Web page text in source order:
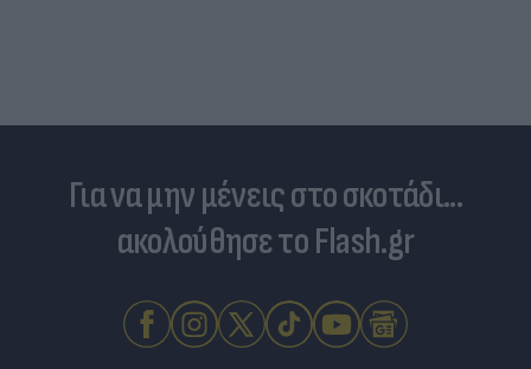
Για να μην μένεις στο σκοτάδι...
ακολούθησε το Flash.gr